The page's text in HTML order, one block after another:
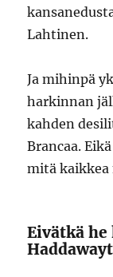
Lahtinen.
Ja mihinpä
harkinnan
kahden
Brancaa.
mitä kaikkea
Eivätkä